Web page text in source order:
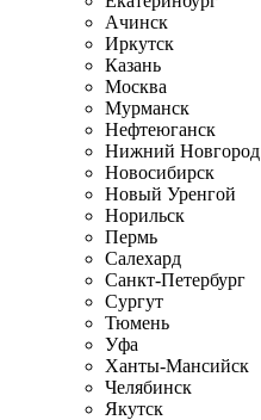
Ачинск
Иркутск
Казань
Москва
Мурманск
Нефтеюганск
Нижний Новгород
Новосибирск
Новый Уренгой
Норильск
Пермь
Салехард
Санкт-Петербург
Сургут
Тюмень
Уфа
Ханты-Мансийск
Челябинск
Якутск